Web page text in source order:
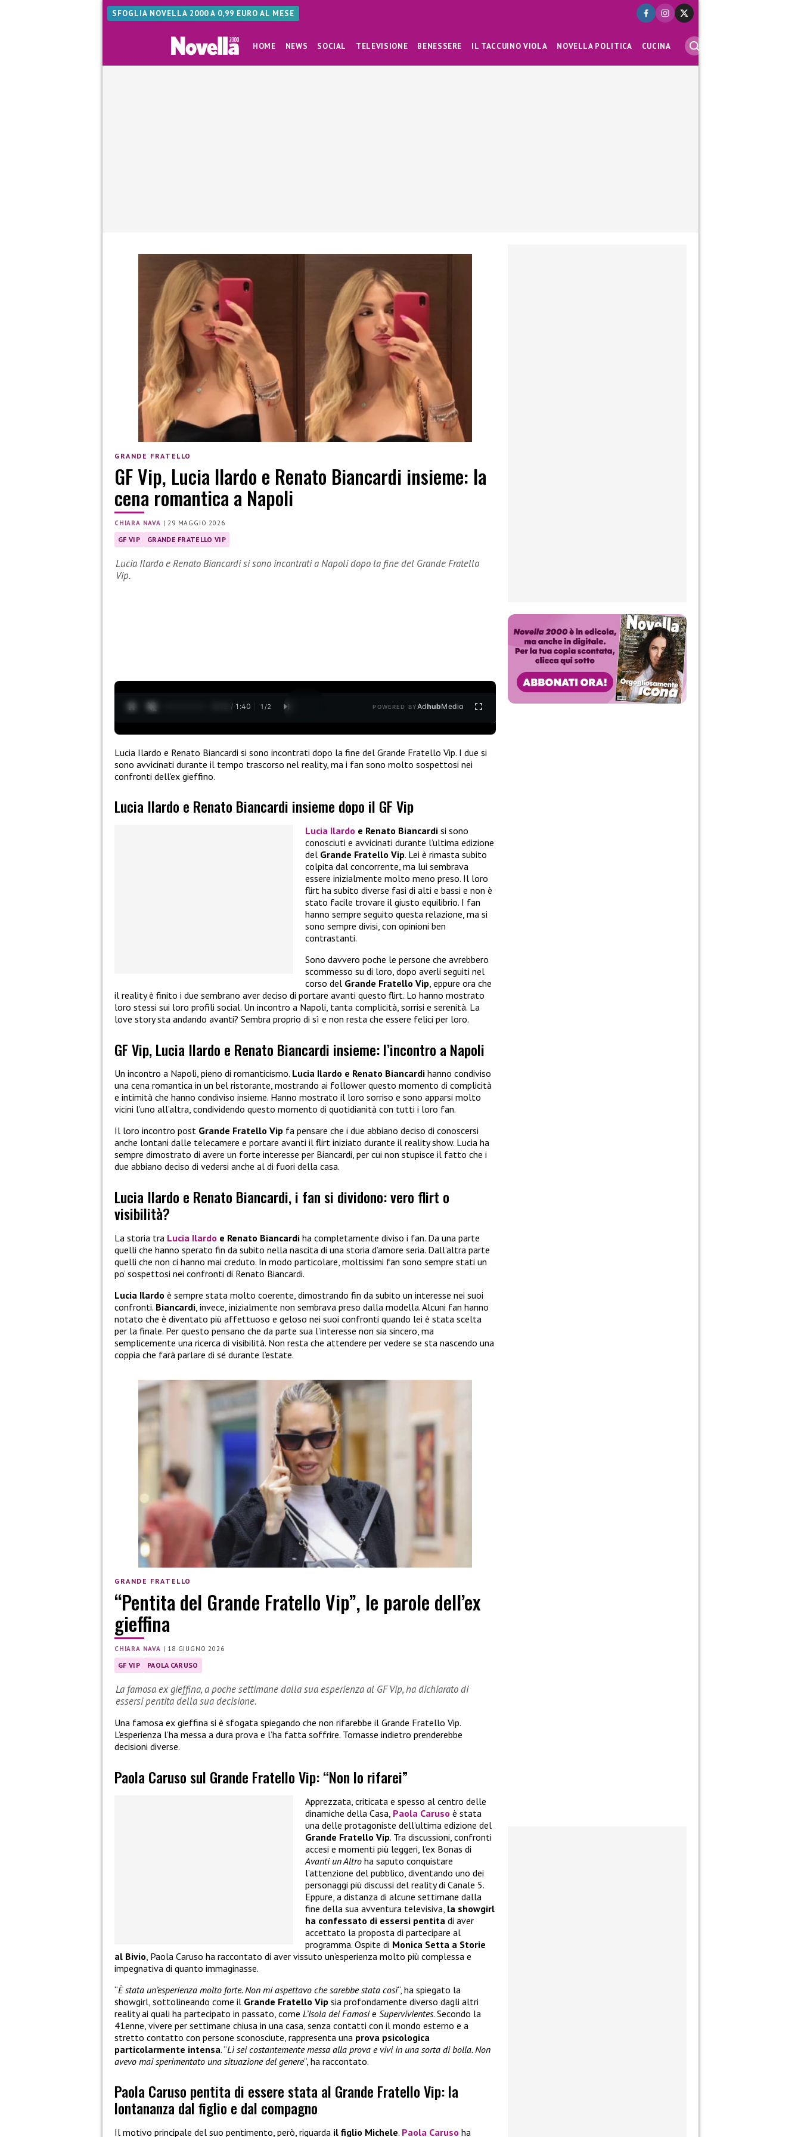
SFOGLIA NOVELLA 2000 A 0,99 EURO AL MESE
HOME NEWS SOCIAL TELEVISIONE BENESSERE IL TACCUINO VIOLA NOVELLA POLITICA CUCINA
GRANDE FRATELLO
GF Vip, Lucia Ilardo e Renato Biancardi insieme: la
cena romantica a Napoli
CHIARA NAVA |29 MAGGIO 2026
GF VIP GRANDE FRATELLO VIP
Lucia Ilardo e Renato Biancardi si sono incontrati a Napoli dopo la fine del Grande Fratello
Vip.
0:13 / 1:40 1 /2 POWERED BYAdhubMedia
Lucia Ilardo e Renato Biancardi si sono incontrati dopo la fine del Grande Fratello Vip. I due si
sono avvicinati durante il tempo trascorso nel reality, ma i fan sono molto sospettosi nei
confronti dell’ex gieffino.
Lucia Ilardo e Renato Biancardi insieme dopo il GF Vip
Lucia Ilardo e Renato Biancardi si sono
conosciuti e avvicinati durante l’ultima edizione
del Grande Fratello Vip. Lei è rimasta subito
colpita dal concorrente, ma lui sembrava
essere inizialmente molto meno preso. Il loro
flirt ha subito diverse fasi di alti e bassi e non è
stato facile trovare il giusto equilibrio. I fan
hanno sempre seguito questa relazione, ma si
sono sempre divisi, con opinioni ben
contrastanti.
Sono davvero poche le persone che avrebbero
scommesso su di loro, dopo averli seguiti nel
corso del Grande Fratello Vip, eppure ora che
il reality è finito i due sembrano aver deciso di portare avanti questo flirt. Lo hanno mostrato
loro stessi sui loro profili social. Un incontro a Napoli, tanta complicità, sorrisi e serenità. La
love story sta andando avanti? Sembra proprio di sì e non resta che essere felici per loro.
GF Vip, Lucia Ilardo e Renato Biancardi insieme: l’incontro a Napoli
Un incontro a Napoli, pieno di romanticismo. Lucia Ilardo e Renato Biancardi hanno condiviso
una cena romantica in un bel ristorante, mostrando ai follower questo momento di complicità
e intimità che hanno condiviso insieme. Hanno mostrato il loro sorriso e sono apparsi molto
vicini l’uno all’altra, condividendo questo momento di quotidianità con tutti i loro fan.
Il loro incontro post Grande Fratello Vip fa pensare che i due abbiano deciso di conoscersi
anche lontani dalle telecamere e portare avanti il flirt iniziato durante il reality show. Lucia ha
sempre dimostrato di avere un forte interesse per Biancardi, per cui non stupisce il fatto che i
due abbiano deciso di vedersi anche al di fuori della casa.
Lucia Ilardo e Renato Biancardi, i fan si dividono: vero flirt o
visibilità?
La storia tra Lucia Ilardo e Renato Biancardi ha completamente diviso i fan. Da una parte
quelli che hanno sperato fin da subito nella nascita di una storia d’amore seria. Dall’altra parte
quelli che non ci hanno mai creduto. In modo particolare, moltissimi fan sono sempre stati un
po’ sospettosi nei confronti di Renato Biancardi.
Lucia Ilardo è sempre stata molto coerente, dimostrando fin da subito un interesse nei suoi
confronti. Biancardi , invece, inizialmente non sembrava preso dalla modella. Alcuni fan hanno
notato che è diventato più affettuoso e geloso nei suoi confronti quando lei è stata scelta
per la finale. Per questo pensano che da parte sua l’interesse non sia sincero, ma
semplicemente una ricerca di visibilità. Non resta che attendere per vedere se sta nascendo una
coppia che farà parlare di sé durante l’estate.
GRANDE FRATELLO
“Pentita del Grande Fratello Vip”, le parole dell’ex
gieffina
CHIARA NAVA | 18 GIUGNO 2026
GF VIP PAOLA CARUSO
La famosa ex gieffina, a poche settimane dalla sua esperienza al GF Vip, ha dichiarato di
essersi pentita della sua decisione.
Una famosa ex gieffina si è sfogata spiegando che non rifarebbe il Grande Fratello Vip.
L’esperienza l’ha messa a dura prova e l’ha fatta soffrire. Tornasse indietro prenderebbe
decisioni diverse.
Paola Caruso sul Grande Fratello Vip: “Non lo rifarei”
Apprezzata, criticata e spesso al centro delle
dinamiche della Casa, Paola Caruso è stata
una delle protagoniste dell’ultima edizione del
Grande Fratello Vip. Tra discussioni, confronti
accesi e momenti più leggeri, l’ex Bonas di
Avanti un Altro ha saputo conquistare
l’attenzione del pubblico, diventando uno dei
personaggi più discussi del reality di Canale 5.
Eppure, a distanza di alcune settimane dalla
fine della sua avventura televisiva, la showgirl
ha confessato di essersi pentita di aver
accettato la proposta di partecipare al
programma. Ospite di Monica Setta a Storie
al Bivio , Paola Caruso ha raccontato di aver vissuto un’esperienza molto più complessa e
impegnativa di quanto immaginasse.
“È stata un’esperienza molto forte. Non mi aspettavo che sarebbe stata così“, ha spiegato la
showgirl, sottolineando come il Grande Fratello Vip sia profondamente diverso dagli altri
reality ai quali ha partecipato in passato, come L’Isola dei Famosie Supervivientes. Secondo la
41enne, vivere per settimane chiusa in una casa, senza contatti con il mondo esterno e a
stretto contatto con persone sconosciute, rappresenta una prova psicologica
particolarmente intensa. “Lì sei costantemente messa alla prova e vivi in una sorta di bolla. Non
avevo mai sperimentato una situazione del genere“, ha raccontato.
Paola Caruso pentita di essere stata al Grande Fratello Vip: la
lontananza dal figlio e dal compagno
Il motivo principale del suo pentimento, però, riguarda il figlio Michele. Paola Caruso ha